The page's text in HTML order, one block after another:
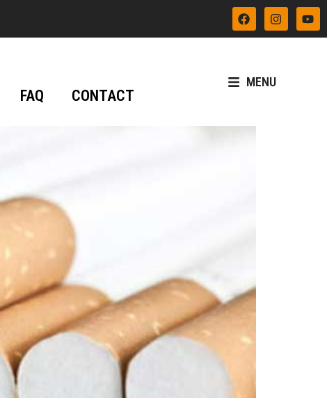
FAQ CONTACT
MENU